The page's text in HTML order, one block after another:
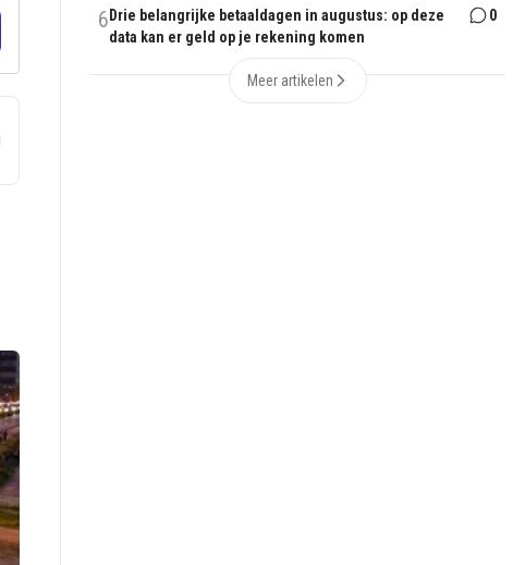
6 Drie belangrijke betaaldagen in augustus: op deze
data kan er geld op je rekening komen
0
Meer artikelen